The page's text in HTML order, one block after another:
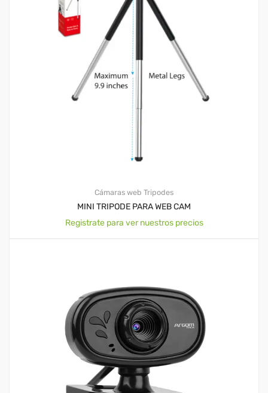
Cámaras web Tripodes
MINI TRIPODE PARA WEB CAM
Registrate para ver nuestros precios